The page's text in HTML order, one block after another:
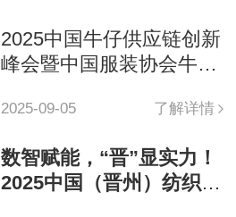
2025中国牛仔供应链创新
峰会暨中国服装协会牛仔
会议成功举办
2025-09-05 了解详情
数智赋能，“晋”显实力！
2025中国（晋州）纺织服